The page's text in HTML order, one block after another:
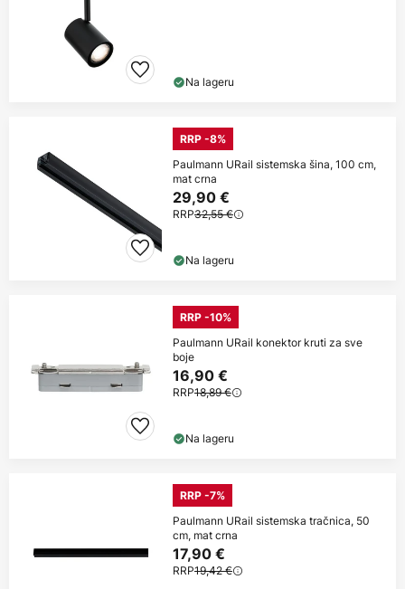
Na lageru
RRP -8%
Paulmann URail sistemska šina, 100 cm,
mat crna
29,90 €
RRP32,55 €
Na lageru
RRP -10%
Paulmann URail konektor kruti za sve
boje
16,90 €
RRP18,89 €
Na lageru
RRP -7%
Paulmann URail sistemska tračnica, 50
cm, mat crna
17,90 €
RRP19,42 €